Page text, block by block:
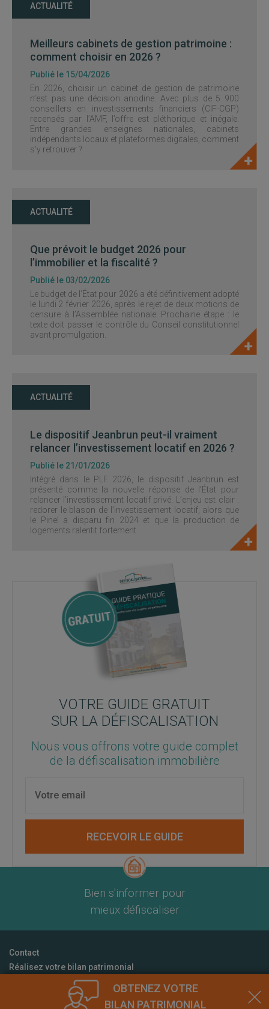
ACTUALITÉ
Meilleurs cabinets de gestion patrimoine :
comment choisir en 2026 ?
Publié le 15/04/2026
En 2026, choisir un cabinet de gestion de patrimoine
n’est pas une décision anodine. Avec plus de 5 900
conseillers en investissements financiers (CIF-CGP)
recensés par l’AMF, l’offre est pléthorique et inégale.
Entre grandes enseignes nationales, cabinets
indépendants locaux et plateformes digitales, comment
s’y retrouver ?
ACTUALITÉ
Que prévoit le budget 2026 pour
l’immobilier et la fiscalité ?
Publié le 03/02/2026
Le budget de l’État pour 2026 a été définitivement adopté
le lundi 2 février 2026, après le rejet de deux motions de
censure à l’Assemblée nationale. Prochaine étape : le
texte doit passer le contrôle du Conseil constitutionnel
avant promulgation.
ACTUALITÉ
Le dispositif Jeanbrun peut-il vraiment
relancer l’investissement locatif en 2026 ?
Publié le 21/01/2026
Intégré dans le PLF 2026, le dispositif Jeanbrun est
présenté comme la nouvelle réponse de l’État pour
relancer l’investissement locatif privé. L’enjeu est clair :
redorer le blason de l’investissement locatif, alors que
le Pinel a disparu fin 2024 et que la production de
logements ralentit fortement.
OBTENEZ VOTRE
BILAN PATRIMONIAL
VOTRE GUIDE GRATUIT
SUR LA DÉFISCALISATION
Nous vous offrons votre guide complet
de la défiscalisation immobilière
RECEVOIR LE GUIDE
Bien s'informer pour
mieux défiscaliser
Contact
Réalisez votre bilan patrimonial
Mentions Légales